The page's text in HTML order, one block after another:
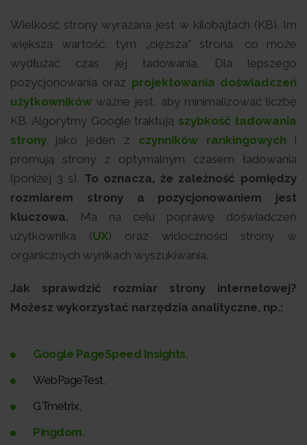
Wielkość strony wyrażana jest w kilobajtach (KB). Im
większa wartość, tym „cięższa” strona, co może
wydłużać czas jej ładowania. Dla lepszego
pozycjonowania oraz projektowania doświadczeń
użytkowników ważne jest, aby minimalizować liczbę
KB. Algorytmy Google traktują szybkość ładowania
strony jako jeden z czynników rankingowych i
promują strony z optymalnym czasem ładowania
(poniżej 3 s). To oznacza, że zależność pomiędzy
rozmiarem strony a pozycjonowaniem jest
kluczowa. Ma na celu poprawę doświadczeń
użytkownika (UX) oraz widoczności strony w
organicznych wynikach wyszukiwania.
Jak sprawdzić rozmiar strony internetowej?
Możesz wykorzystać narzędzia analityczne, np.:
Google PageSpeed Insights
WebPageTest,
GTmetrix,
Pingdom.